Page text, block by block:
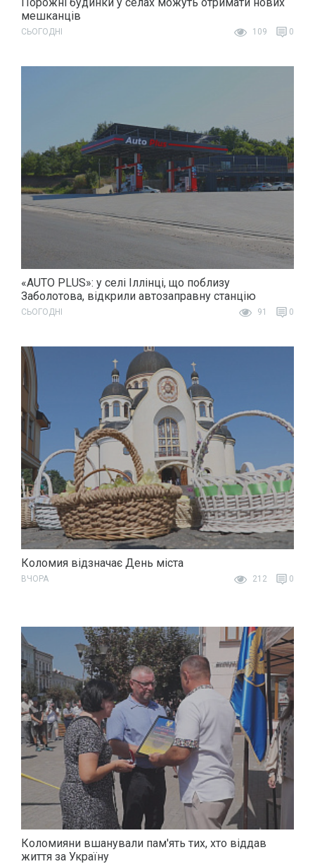
мешканців
СЬОГОДНІ 109 0
«AUTO PLUS»: у селі Іллінці, що поблизу
Заболотова, відкрили автозаправну станцію
СЬОГОДНІ 91 0
Коломия відзначає День міста
ВЧОРА 212 0
Коломияни вшанували пам'ять тих, хто віддав
життя за Україну